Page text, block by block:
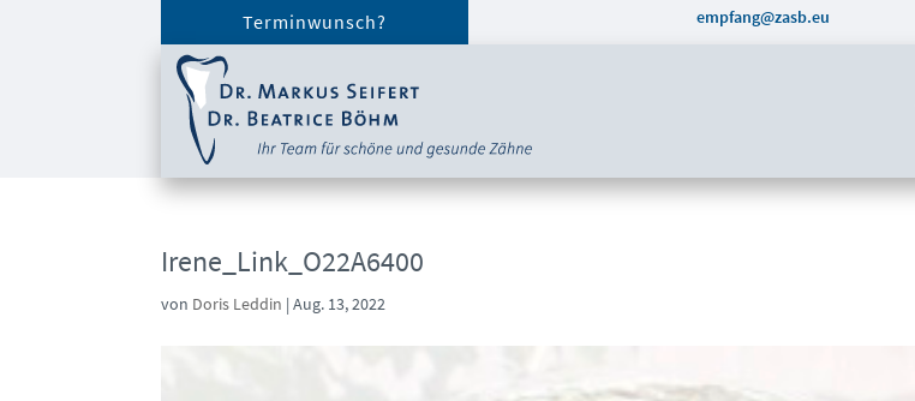
Terminwunsch? empfang@zasb.eu
Irene_Link_O22A6400
von Doris Leddin |Aug. 13, 2022